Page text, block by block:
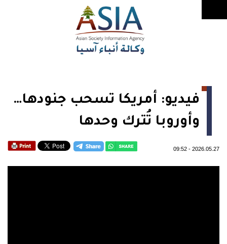
فيديو: أمريكا تسحب جنودها…
وأوروبا تُترك وحدها
2026.05.27
-
09:52